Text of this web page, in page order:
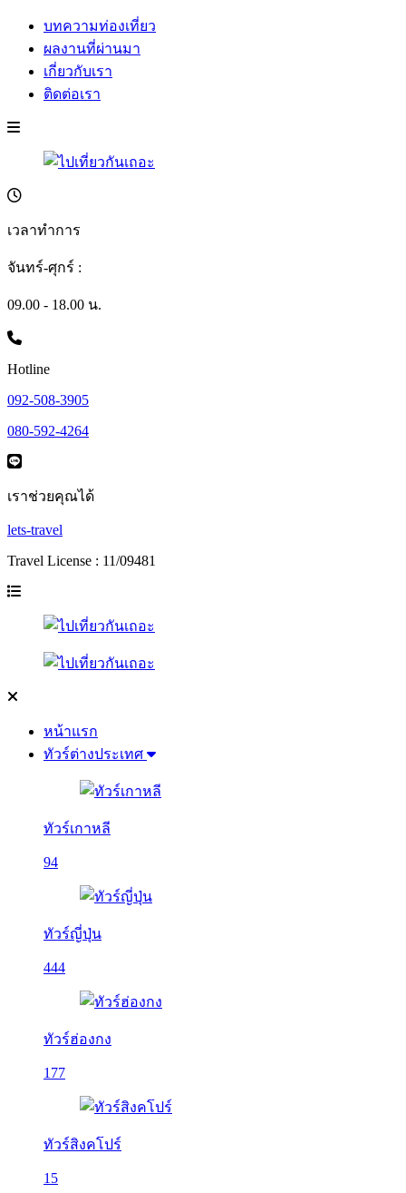
บทความท่องเที่ยว
ผลงานที่ผ่านมา
เกี่ยวกับเรา
ติดต่อเรา
เวลาทำการ
จันทร์-ศุกร์ :
09.00 - 18.00 น.
Hotline
092-508-3905
080-592-4264
เราช่วยคุณได้
lets-travel
Travel License : 11/09481
หน้าแรก
ทัวร์ต่างประเทศ
ทัวร์เกาหลี
94
ทัวร์ญี่ปุ่น
444
ทัวร์ฮ่องกง
177
ทัวร์สิงคโปร์
15